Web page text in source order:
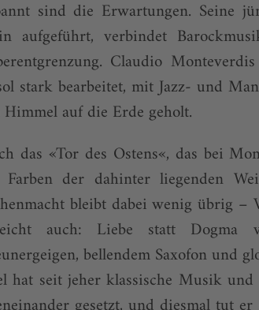
sind die Erwartungen. Seine
aufgeführt, verbindet
Claudio
stark bearbeitet, mit Jazz- und
auf die Erde geholt.
das «Tor des Ostens«, das bei
der dahinter liegenden
bleibt dabei wenig übrig –
auch: Liebe statt Dogma
bellendem Saxofon und
hat seit jeher klassische Musik